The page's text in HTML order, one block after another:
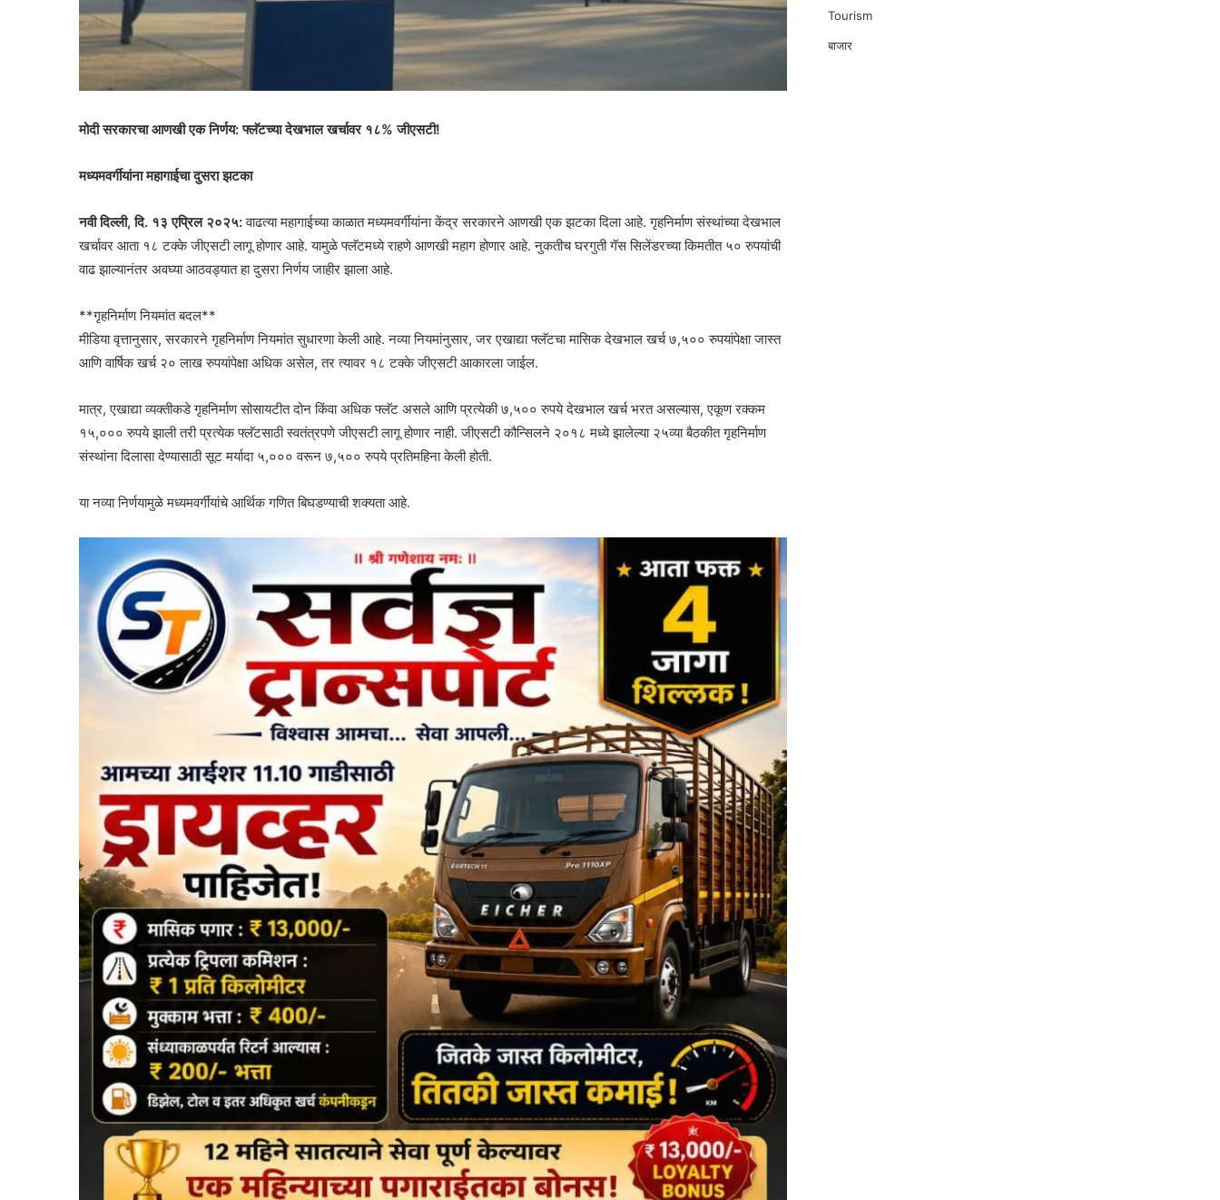
मोदी सरकारचा आणखी एक निर्णय: फ्लॅटच्या देखभाल खर्चावर १८% जीएसटी!
मध्यमवर्गीयांना महागाईचा दुसरा झटका
नवी दिल्ली, दि. १३ एप्रिल २०२५:वाढत्या महागाईच्या काळात मध्यमवर्गीयांना केंद्र सरकारने आणखी एक झटका दिला आहे. गृहनिर्माण संस्थांच्या देखभाल
खर्चावर आता १८ टक्के जीएसटी लागू होणार आहे. यामुळे फ्लॅटमध्ये राहणे आणखी महाग होणार आहे. नुकतीच घरगुती गॅस सिलेंडरच्या किमतीत ५० रुपयांची
वाढ झाल्यानंतर अवघ्या आठवड्यात हा दुसरा निर्णय जाहीर झाला आहे.
**गृहनिर्माण नियमांत बदल**
मीडिया वृत्तानुसार, सरकारने गृहनिर्माण नियमांत सुधारणा केली आहे. नव्या नियमांनुसार, जर एखाद्या फ्लॅटचा मासिक देखभाल खर्च ७,५०० रुपयांपेक्षा जास्त
आणि वार्षिक खर्च २० लाख रुपयांपेक्षा अधिक असेल, तर त्यावर १८ टक्के जीएसटी आकारला जाईल.
मात्र, एखाद्या व्यक्तीकडे गृहनिर्माण सोसायटीत दोन किंवा अधिक फ्लॅट असले आणि प्रत्येकी ७,५०० रुपये देखभाल खर्च भरत असल्यास, एकूण रक्कम
१५,००० रुपये झाली तरी प्रत्येक फ्लॅटसाठी स्वतंत्रपणे जीएसटी लागू होणार नाही. जीएसटी कौन्सिलने २०१८ मध्ये झालेल्या २५व्या बैठकीत गृहनिर्माण
संस्थांना दिलासा देण्यासाठी सूट मर्यादा ५,००० वरून ७,५०० रुपये प्रतिमहिना केली होती.
या नव्या निर्णयामुळे मध्यमवर्गीयांचे आर्थिक गणित बिघडण्याची शक्यता आहे.
Tourism
बाजार